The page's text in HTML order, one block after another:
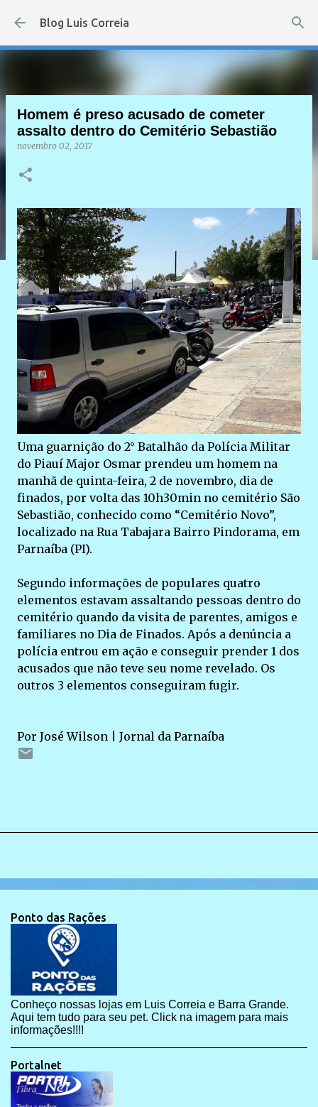
Pular para o conteúdo principal
Blog Luis Correia
Homem é preso acusado de cometer
assalto dentro do Cemitério Sebastião
novembro 02, 2017
Uma guarnição do 2° Batalhão da Polícia Militar
do Piauí Major Osmar prendeu um homem na
manhã de quinta-feira, 2 de novembro, dia de
finados, por volta das 10h30min no cemitério São
Sebastião, conhecido como “Cemitério Novo”,
localizado na Rua Tabajara Bairro Pindorama, em
Parnaíba (PI).
Segundo informações de populares quatro
elementos estavam assaltando pessoas dentro do
cemitério quando da visita de parentes, amigos e
familiares no Dia de Finados. Após a denúncia a
polícia entrou em ação e conseguir prender 1 dos
acusados que não teve seu nome revelado. Os
outros 3 elementos conseguiram fugir.
Por José Wilson | Jornal da Parnaíba
Ponto das Rações
Conheço nossas lojas em Luis Correia e Barra Grande.
Aqui tem tudo para seu pet. Click na imagem para mais
informações!!!!
Portalnet